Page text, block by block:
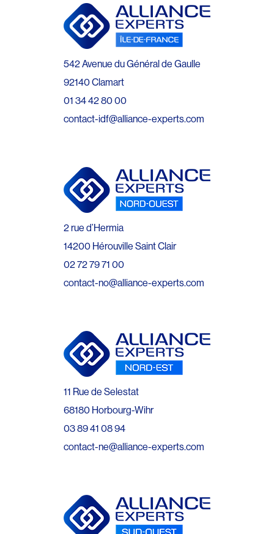
542 Avenue du Général de Gaulle
92140 Clamart
01 34 42 80 00
contact-idf@alliance-experts.com
2 rue d’Hermia
14200 Hérouville Saint Clair
02 72 79 71 00
contact-no@alliance-experts.com
11 Rue de Selestat
68180 Horbourg-Wihr
03 89 41 08 94
contact-ne@alliance-experts.com